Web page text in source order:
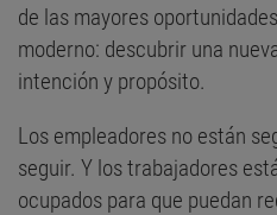
de las mayores
moderno: descubrir una
intención y propósito.
Los empleadores no están
seguir. Y los trabajadores
ocupados para que puedan